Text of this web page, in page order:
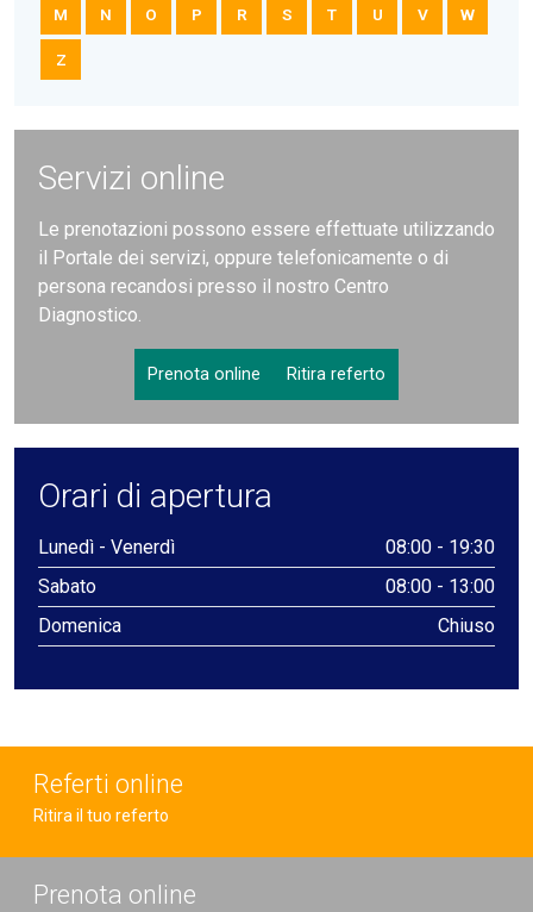
M N O P R S T U V W
Z
Servizi online
Le prenotazioni possono essere effettuate utilizzando
il Portale dei servizi, oppure telefonicamente o di
persona recandosi presso il nostro Centro
Diagnostico.
Prenota online Ritira referto
Orari di apertura
Lunedì - Venerdì
08:00 - 19:30
Sabato
08:00 - 13:00
Domenica
Chiuso
Referti online
Ritira il tuo referto
Prenota online